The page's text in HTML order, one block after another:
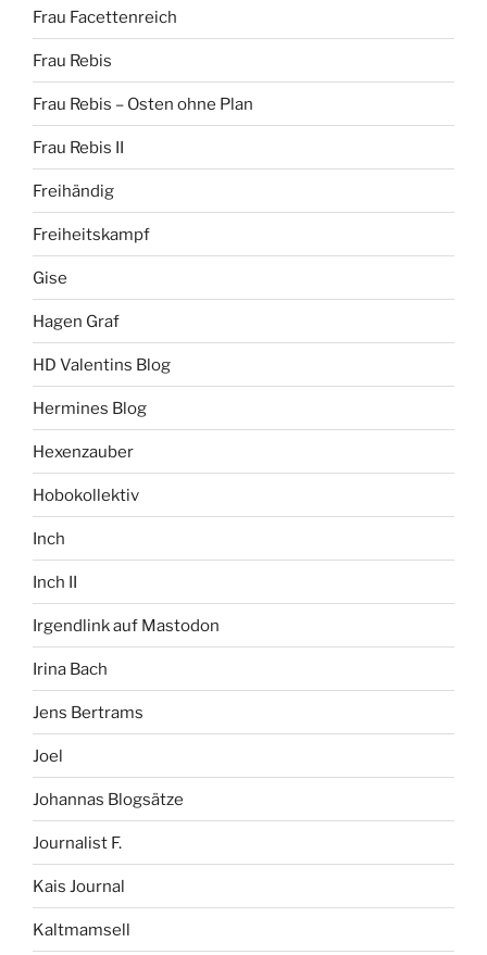
Frau Facettenreich
Frau Rebis
Frau Rebis – Osten ohne Plan
Frau Rebis II
Freihändig
Freiheitskampf
Gise
Hagen Graf
HD Valentins Blog
Hermines Blog
Hexenzauber
Hobokollektiv
Inch
Inch II
Irgendlink auf Mastodon
Irina Bach
Jens Bertrams
Joel
Johannas Blogsätze
Journalist F.
Kais Journal
Kaltmamsell